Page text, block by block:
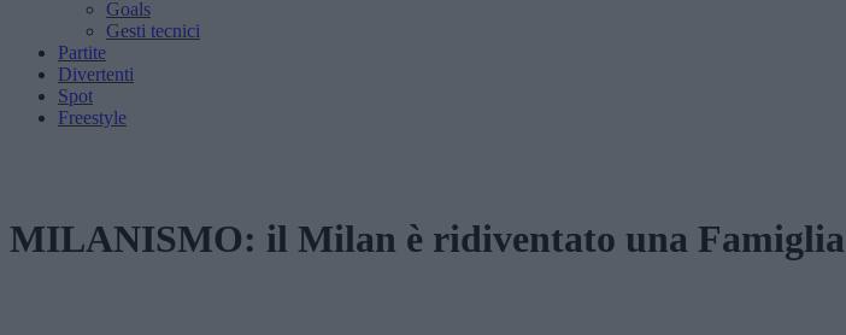
Goals
Gesti tecnici
Partite
Divertenti
Spot
Freestyle
MILANISMO: il Milan è ridiventato una Famiglia